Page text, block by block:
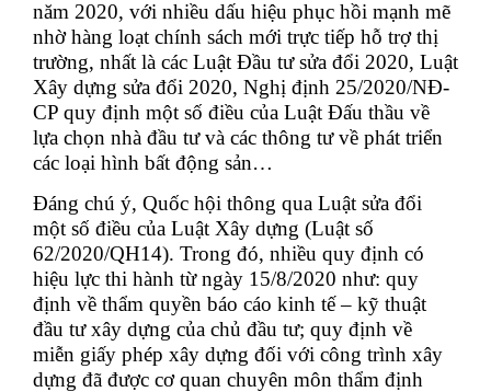
năm 2020, với nhiều dấu hiệu phục hồi mạnh mẽ
nhờ hàng loạt chính sách mới trực tiếp hỗ trợ thị
trường, nhất là các Luật Đầu tư sửa đổi 2020, Luật
Xây dựng sửa đổi 2020, Nghị định 25/2020/NĐ-
CP quy định một số điều của Luật Đấu thầu về
lựa chọn nhà đầu tư và các thông tư về phát triển
các loại hình bất động sản…
Đáng chú ý, Quốc hội thông qua Luật sửa đổi
một số điều của Luật Xây dựng (Luật số
62/2020/QH14). Trong đó, nhiều quy định có
hiệu lực thi hành từ ngày 15/8/2020 như: quy
định về thẩm quyền báo cáo kinh tế – kỹ thuật
đầu tư xây dựng của chủ đầu tư; quy định về
miễn giấy phép xây dựng đối với công trình xây
dựng đã được cơ quan chuyên môn thẩm định